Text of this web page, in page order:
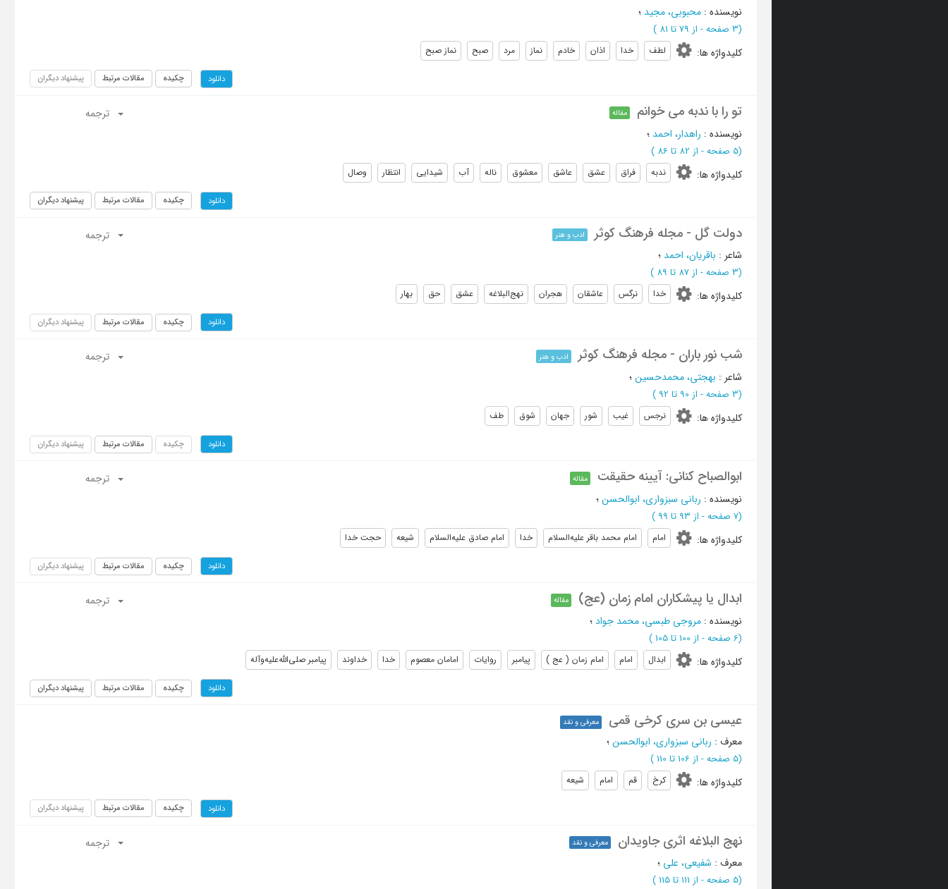
نویسنده : محبوبی، مجید ؛
(‎3 صفحه - از 79 تا 81 )
کلیدواژه ها: لطف خدا اذان خادم نماز مرد صبح نماز صبح
دانلود چکیده مقالات مرتبط پیشنهاد دیگران
تو را با ندبه می خوانم مقاله
ترجمه
نویسنده : راهدار، احمد ؛
(‎5 صفحه - از 82 تا 86 )
کلیدواژه ها: ندبه فراق عشق عاشق معشوق ناله آب شیدایی انتظار وصال
دانلود چکیده مقالات مرتبط پیشنهاد دیگران
دولت گل - مجله فرهنگ کوثر ادب و هنر
ترجمه
شاعر : باقریان، احمد ؛
(‎3 صفحه - از 87 تا 89 )
کلیدواژه ها: خدا نرگس عاشقان هجران نهج‌البلاغه عشق حق بهار
دانلود چکیده مقالات مرتبط پیشنهاد دیگران
شب نور باران - مجله فرهنگ کوثر ادب و هنر
ترجمه
شاعر : بهجتی، محمدحسین؛
(‎3 صفحه - از 90 تا 92 )
کلیدواژه ها: نرجس غیب شور جهان شوق طف
دانلود چکیده مقالات مرتبط پیشنهاد دیگران
ابوالصباح کنانی: آیینه حقیقت مقاله
ترجمه
نویسنده : ربانی سبزواری، ابوالحسن؛
(‎7 صفحه - از 93 تا 99 )
کلیدواژه ها: امام امام محمد باقر علیه‌السلام خدا امام صادق علیه‌السلام شیعه حجت خدا
دانلود چکیده مقالات مرتبط پیشنهاد دیگران
ابدال یا پیشکاران امام زمان (عج) مقاله
ترجمه
نویسنده : مروجی طبسی، محمد جواد؛
(‎6 صفحه - از 100 تا 105 )
کلیدواژه ها: ابدال امام امام زمان ( عج ) پیامبر روایات امامان معصوم خدا خداوند پیامبر صلی‌الله‌علیه‌و‌آله
دانلود چکیده مقالات مرتبط پیشنهاد دیگران
عیسی بن سری کرخی قمی معرفی و نقد
معرف : ربانی سبزواری، ابوالحسن؛
(‎5 صفحه - از 106 تا 110 )
کلیدواژه ها: کرخ قم امام شیعه
دانلود چکیده مقالات مرتبط پیشنهاد دیگران
نهج البلاغه اثری جاویدان معرفی و نقد
ترجمه
معرف : شفیعی، علی ؛
(‎5 صفحه - از 111 تا 115 )